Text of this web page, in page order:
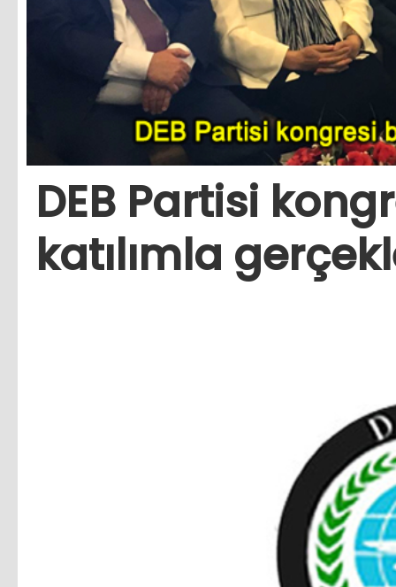
DEB Partisi
katılımla